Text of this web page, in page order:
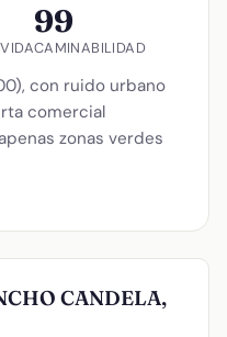
99
CAMINABILIDAD
con ruido urbano
comercial
zonas verdes
CANDELA,